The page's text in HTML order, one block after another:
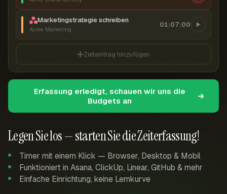
Legen Sie los — starten Sie die Zeiterfassung!
Timer mit einem Klick — Browser, Desktop & Mobil
Funktioniert in Asana, ClickUp, Linear, GitHub & mehr
Einfache Einrichtung, keine Lernkurve
Marketingstrategie schreiben
Acme Marketing
01:07:00
Zeiteintrag hinzufügen
Erfassung erledigt, schauen wir uns die
Budgets an